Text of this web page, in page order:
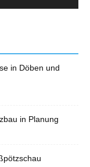
in Döben und
in Planung